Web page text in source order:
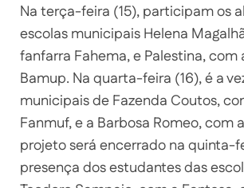
Na terça-feira (15), participam os
escolas municipais Helena
fanfarra Fahema, e Palestina, com
Bamup. Na quarta-feira (16), é a
municipais de Fazenda Coutos,
Fanmuf, e a Barbosa Romeo, com
projeto será encerrado na quinta-
presença dos estudantes das